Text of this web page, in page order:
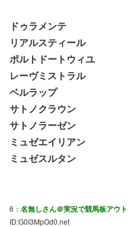
ドゥラメンテ
リアルスティール
ポルトドートウィユ
レーヴミストラル
ベルラップ
サトノクラウン
サトノラーゼン
ミュゼエイリアン
ミュゼスルタン
6： 名無しさん＠実況で競馬板アウト
ID:G0I3MpOd0.net